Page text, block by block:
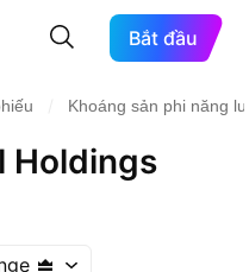
Bắt đầu
Khoáng sản phi năng
Holdings